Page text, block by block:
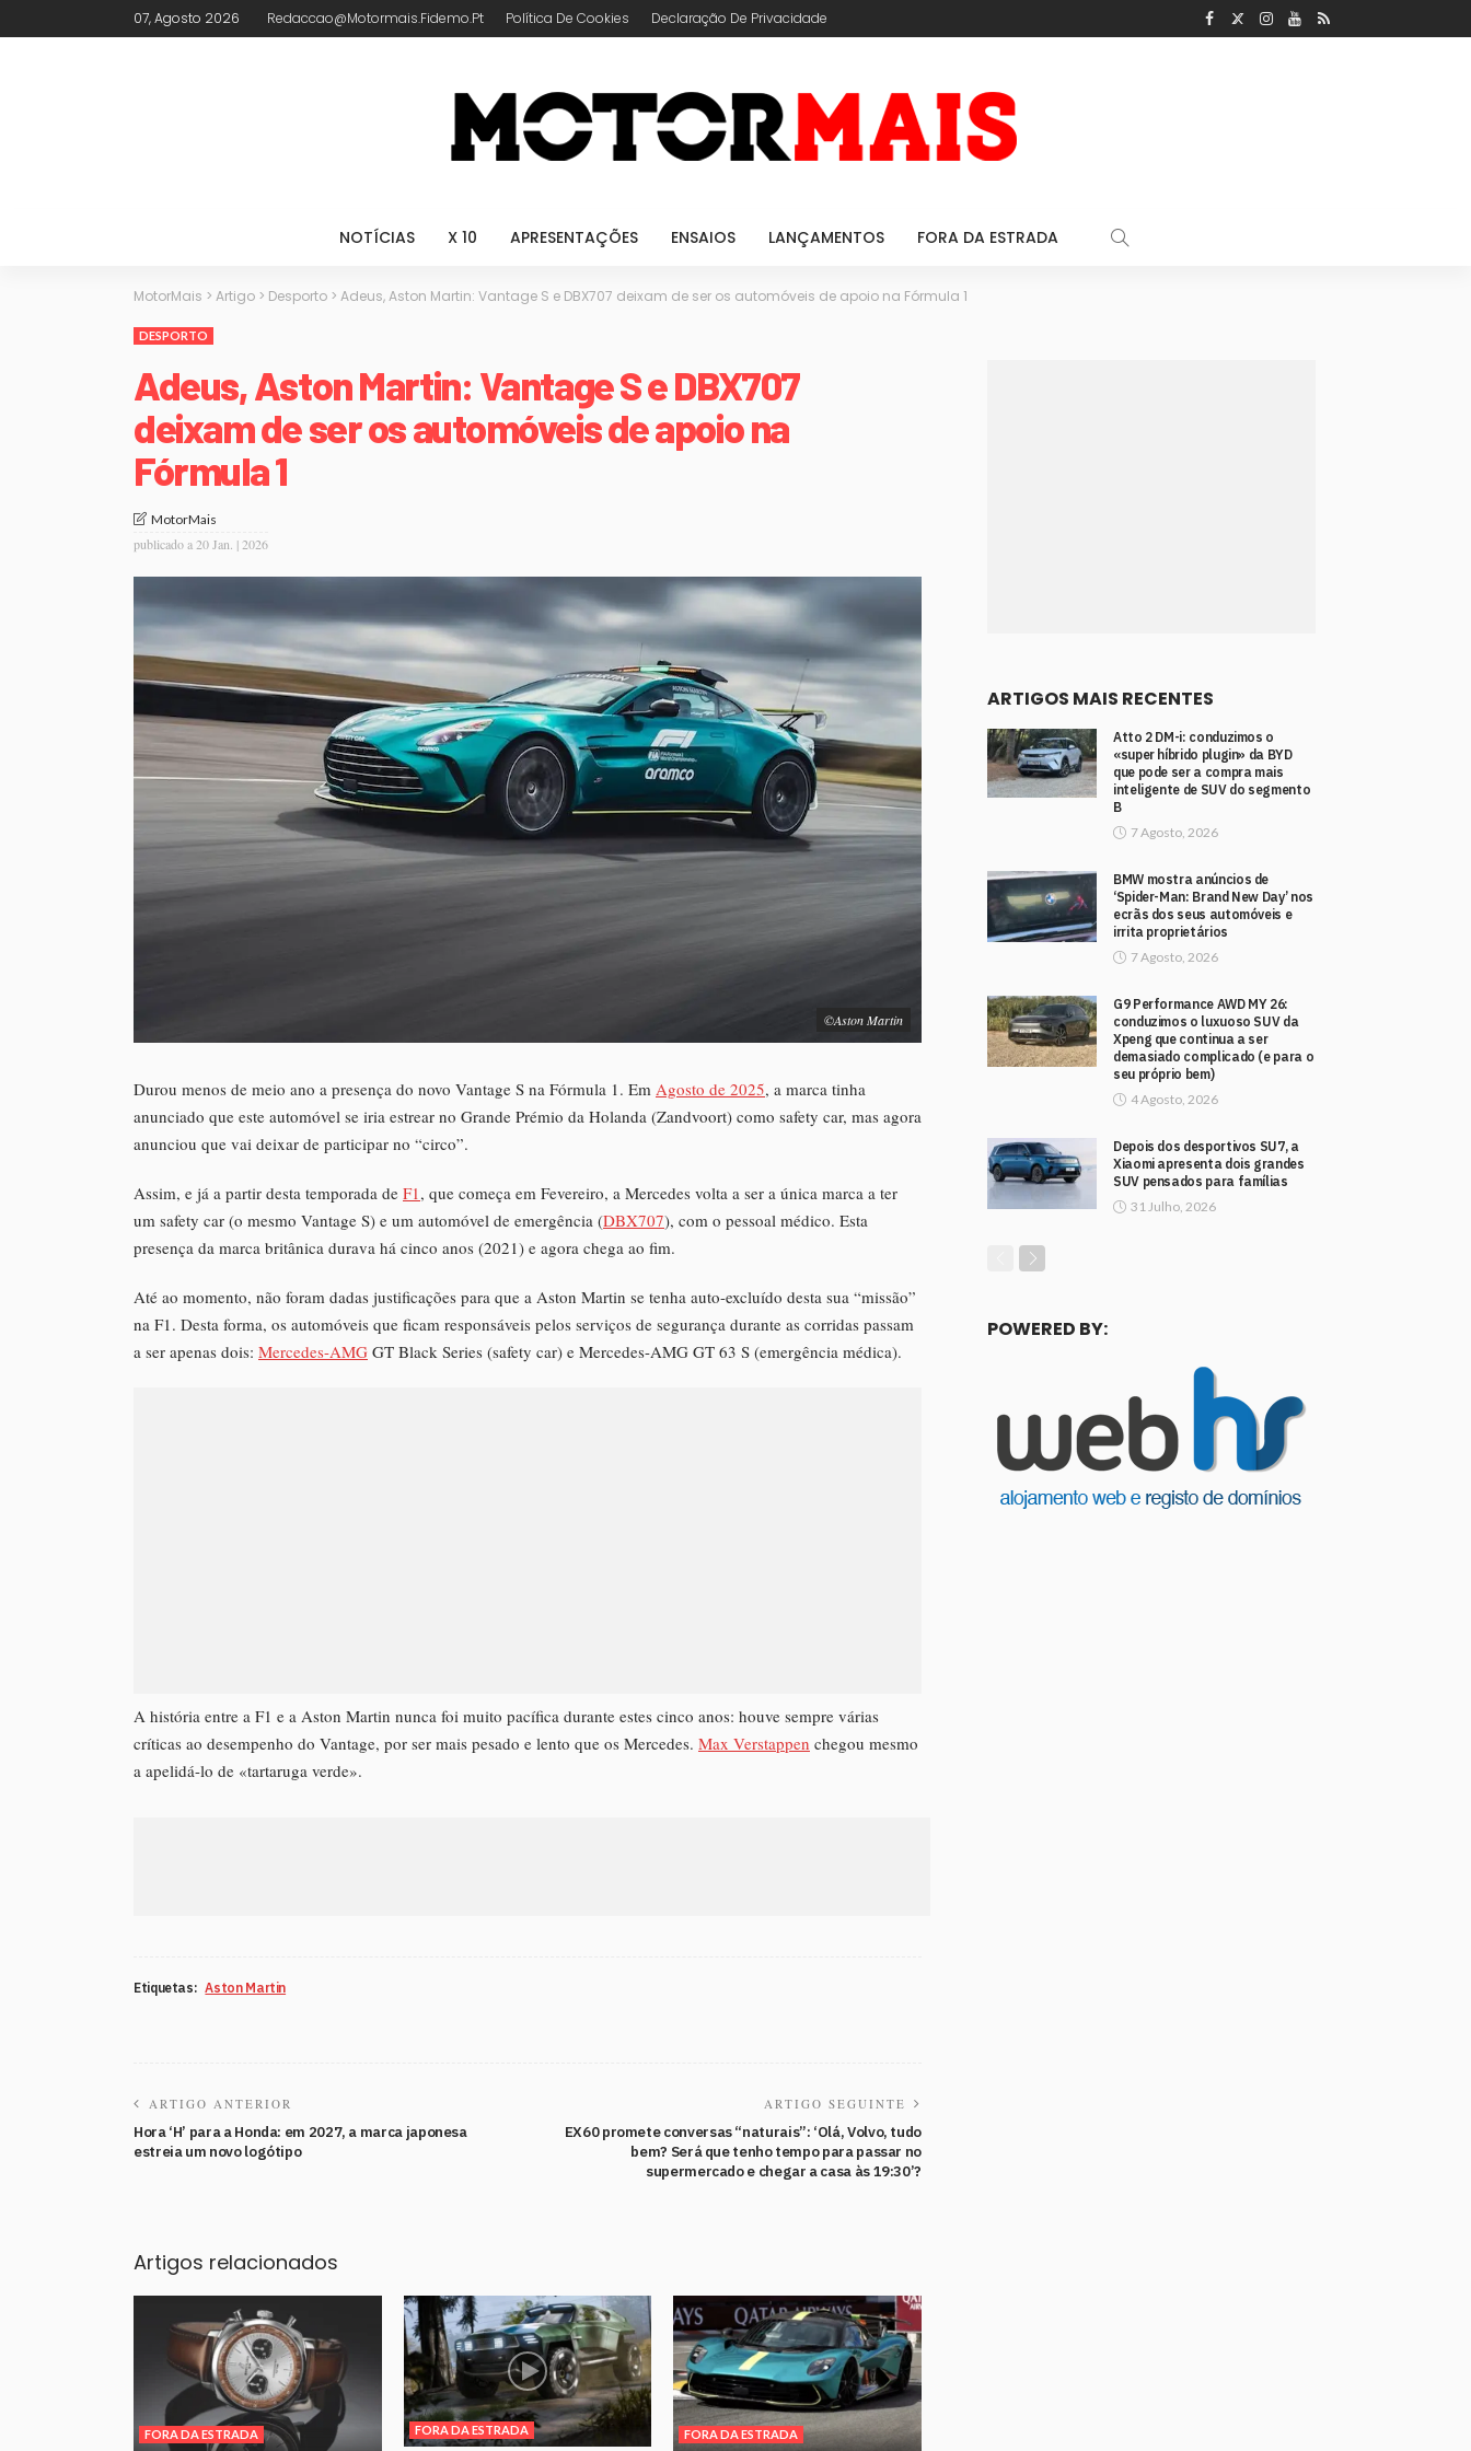
07, Agosto 2026 Redaccao@motormais.fidemo.pt Política De Cookies Declaração De Privacidade
NOTÍCIAS X 10 APRESENTAÇÕES ENSAIOS LANÇAMENTOS FORA DA ESTRADA
MotorMais > Artigo > Desporto > Adeus, Aston Martin: Vantage S e DBX707 deixam de ser os automóveis de apoio na Fórmula 1
DESPORTO
Adeus, Aston Martin: Vantage S e DBX707
deixam de ser os automóveis de apoio na
Fórmula 1
MotorMais
publicado a20 Jan. | 2026
©Aston Martin
Durou menos de meio ano a presença do novo Vantage S na Fórmula 1. Em Agosto de 2025, a marca tinha
anunciado que este automóvel se iria estrear no Grande Prémio da Holanda (Zandvoort) como safety car, mas agora
anunciou que vai deixar de participar no “circo”.
Assim, e já a partir desta temporada de F1, que começa em Fevereiro, a Mercedes volta a ser a única marca a ter
um safety car (o mesmo Vantage S) e um automóvel de emergência (DBX707), com o pessoal médico. Esta
presença da marca britânica durava há cinco anos (2021) e agora chega ao fim.
Até ao momento, não foram dadas justificações para que a Aston Martin se tenha auto-excluído desta sua “missão”
na F1. Desta forma, os automóveis que ficam responsáveis pelos serviços de segurança durante as corridas passam
a ser apenas dois: Mercedes-AMG GT Black Series (safety car) e Mercedes-AMG GT 63 S (emergência médica).
A história entre a F1 e a Aston Martin nunca foi muito pacífica durante estes cinco anos: houve sempre várias
críticas ao desempenho do Vantage, por ser mais pesado e lento que os Mercedes. Max Verstappen chegou mesmo
a apelidá-lo de «tartaruga verde».
Etiquetas: Aston Martin
ARTIGO ANTERIOR
Hora ‘H’ para a Honda: em 2027, a marca japonesa
estreia um novo logótipo
ARTIGO SEGUINTE
EX60 promete conversas “naturais”: ‘Olá, Volvo, tudo
bem? Será que tenho tempo para passar no
supermercado e chegar a casa às 19:30’?
Artigos relacionados
FORA DA ESTRADA FORA DA ESTRADA FORA DA ESTRADA
ARTIGOS MAIS RECENTES
Atto 2 DM-i: conduzimos o
«super híbrido plugin» da BYD
que pode ser a compra mais
inteligente de SUV do segmento
B
7 Agosto, 2026
BMW mostra anúncios de
‘Spider-Man: Brand New Day’ nos
ecrãs dos seus automóveis e
irrita proprietários
7 Agosto, 2026
G9 Performance AWD MY 26:
conduzimos o luxuoso SUV da
Xpeng que continua a ser
demasiado complicado (e para o
seu próprio bem)
4 Agosto, 2026
Depois dos desportivos SU7, a
Xiaomi apresenta dois grandes
SUV pensados para famílias
31 Julho, 2026
POWERED BY: